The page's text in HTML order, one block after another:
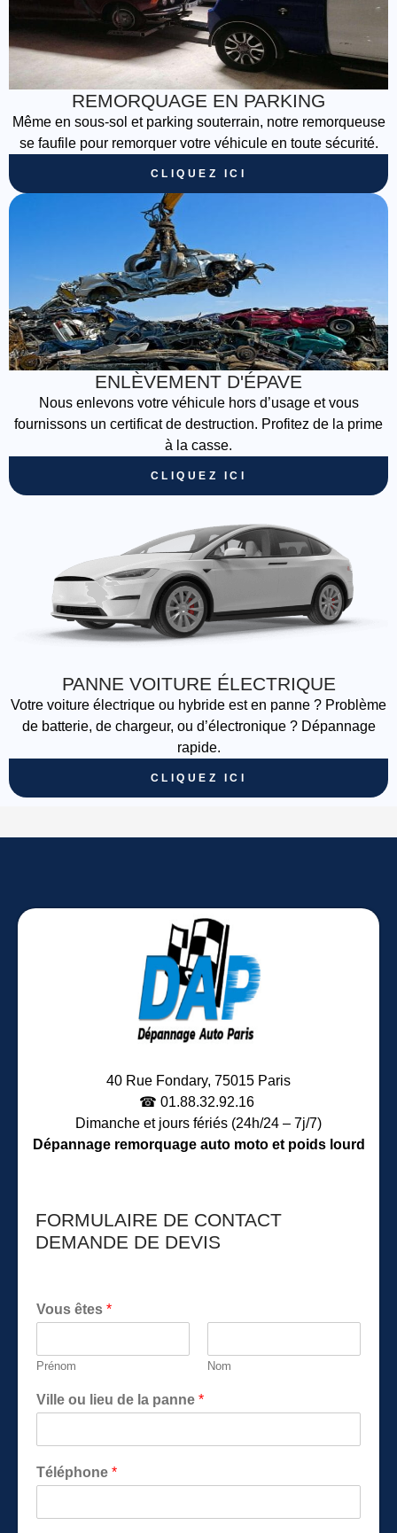
REMORQUAGE EN PARKING
Même en sous-sol et parking souterrain, notre remorqueuse
se faufile pour remorquer votre véhicule en toute sécurité.
CLIQUEZ ICI
ENLÈVEMENT D'ÉPAVE
Nous enlevons votre véhicule hors d’usage et vous
fournissons un certificat de destruction. Profitez de la prime
à la casse.
CLIQUEZ ICI
PANNE VOITURE ÉLECTRIQUE
Votre voiture électrique ou hybride est en panne ? Problème
de batterie, de chargeur, ou d’électronique ? Dépannage
rapide.
CLIQUEZ ICI
40 Rue Fondary, 75015 Paris
☎︎ 01.88.32.92.16
Dimanche et jours fériés (24h/24 – 7j/7)
Dépannage remorquage auto moto et poids lourd
FORMULAIRE DE CONTACT
DEMANDE DE DEVIS
Vous êtes *
Prénom Nom
Ville ou lieu de la panne *
Téléphone *